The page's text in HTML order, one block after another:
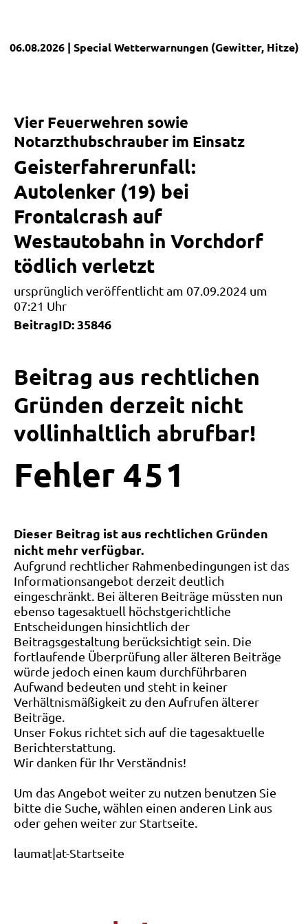
06.08.2026 | SpecialWetterwarnungen (Gewitter, Hitze)
Vier Feuerwehren sowie
Notarzthubschrauber im Einsatz
Geisterfahrerunfall:
Autolenker (19) bei
Frontalcrash auf
Westautobahn in Vorchdorf
tödlich verletzt
ursprünglich veröffentlicht am 07.09.2024 um
07:21 Uhr
BeitragID: 35846
Beitrag aus rechtlichen
Gründen derzeit nicht
vollinhaltlich abrufbar!
Fehler 4 5 1
Dieser Beitrag ist aus rechtlichen Gründen
nicht mehr verfügbar.
Aufgrund rechtlicher Rahmenbedingungen ist das
Informationsangebot derzeit deutlich
eingeschränkt. Bei älteren Beiträge müssten nun
ebenso tagesaktuell höchstgerichtliche
Entscheidungen hinsichtlich der
Beitragsgestaltung berücksichtigt sein. Die
fortlaufende Überprüfung aller älteren Beiträge
würde jedoch einen kaum durchführbaren
Aufwand bedeuten und steht in keiner
Verhältnismäßigkeit zu den Aufrufen älterer
Beiträge.
Unser Fokus richtet sich auf die tagesaktuelle
Berichterstattung.
Wir danken für Ihr Verständnis!
Um das Angebot weiter zu nutzen benutzen Sie
bitte die Suche, wählen einen anderen Link aus
oder gehen weiter zur Startseite.
laumat|at-Startseite